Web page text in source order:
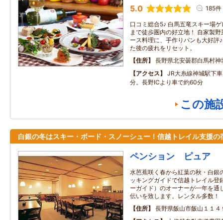
5.0 185件
口コミ総合5♪ 白馬五竜スキー場
まで徒歩圏内の好立地！ 自家製
ース料理に、手作りパンも大好評
た後の疲れをリセット。
住所
長野県北安曇郡白馬村
アクセス
JR大糸線神城駅下
分。長野ICより車で約60分
この施
白銀の冬はスキー・ボード・スノーシュー！信越トレイル支援の
ペンション ピュア
水芭蕉咲く春から紅葉の秋・白銀
ッキングガイドで信越トレイル登
ーガイド）のオーナーが一年を通
伝いを致します。レンタル多数！
住所
長野県飯山市飯山１１４